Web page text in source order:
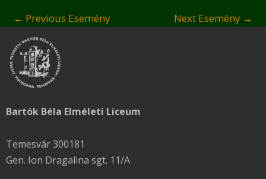
← Previous Esemény Next Esemény →
Bartók Béla Elméleti Líceum
Temesvár 300181
Gen. Ion Dragalina sgt. 11/A